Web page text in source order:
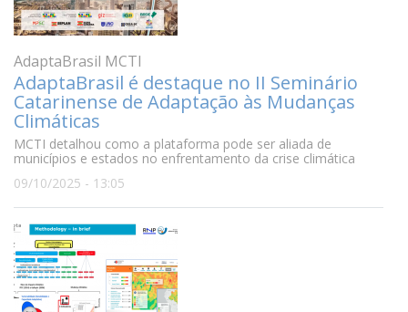
AdaptaBrasil MCTI
AdaptaBrasil é destaque no II Seminário
Catarinense de Adaptação às Mudanças
Climáticas
MCTI detalhou como a plataforma pode ser aliada de
municípios e estados no enfrentamento da crise climática
09/10/2025 - 13:05